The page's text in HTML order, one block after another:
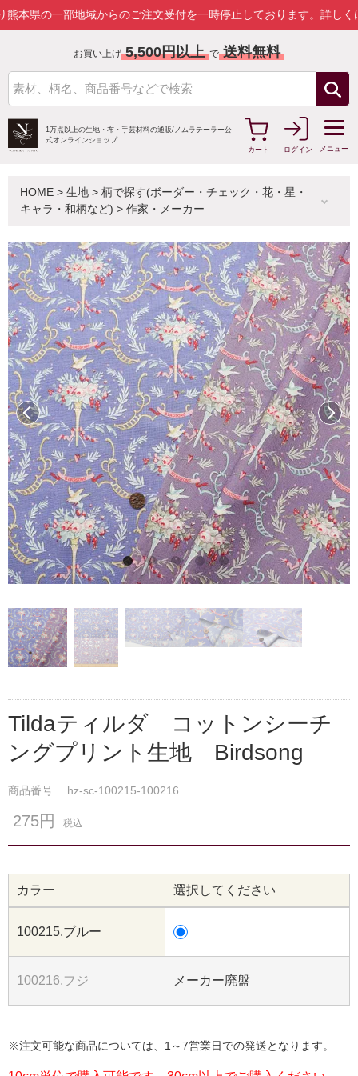
部地域からのご注文受付を一時停止しております。詳しくはこちら
お買い上げ 5,500円以上 で 送料無料
1万点以上の生地・布・手芸材料の通販/ ノムラテーラー公
式オンラインショップ
カート
ログイン メニュー
HOME > 生地 > 柄で探す(ボーダー・チェック・花・星・
キャラ・和柄など) > 作家・メーカー
前へ 次へ
Tildaティルダ コットンシーチ
ングプリント生地 Birdsong
商品番号 hz-sc-100215-100216
275円 税込
カラー 選択してください
100215.ブルー
100216.フジ メーカー廃盤
※注文可能な商品については、1～7営業日での発送となります。